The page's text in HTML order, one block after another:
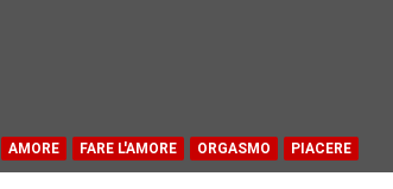
AMORE FARE L'AMORE ORGASMO PIACERE